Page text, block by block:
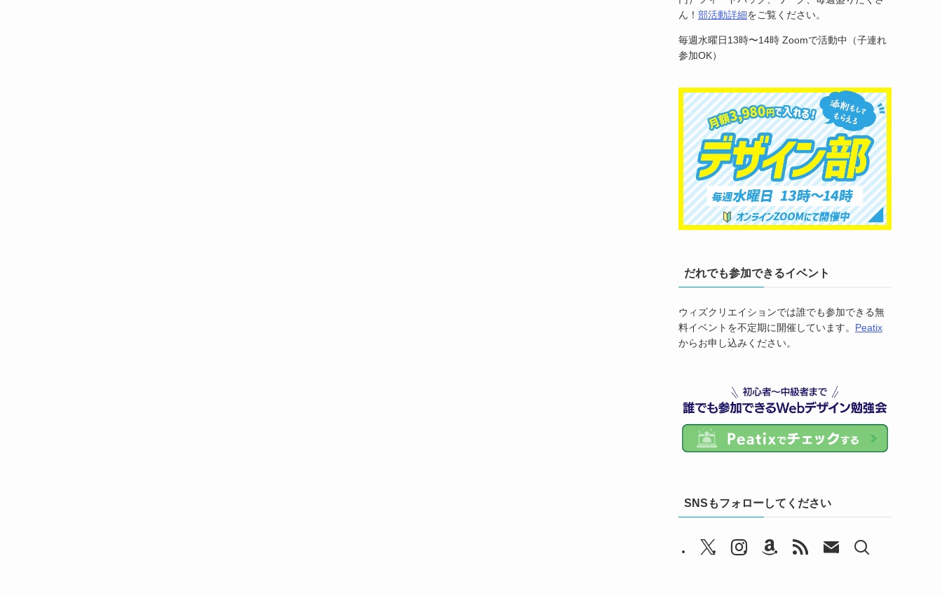
ん！ 部活動詳細をご覧ください。
毎週水曜日13時〜14時 Zoomで活動中（子連れ
参加OK）
だれでも参加できるイベント
ウィズクリエイションでは誰でも参加できる無
料イベントを不定期に開催しています。 Peatix
からお申し込みください。
SNSもフォローしてください